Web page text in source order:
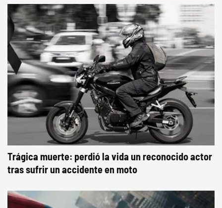
Trágica muerte: perdió la vida un reconocido actor
tras sufrir un accidente en moto